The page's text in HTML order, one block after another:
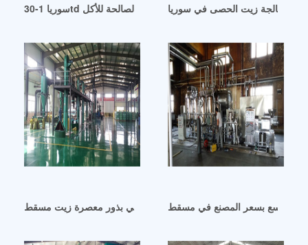
سوريا 1-30td مصنع تكرير الزيوت النباتية الصالحة للأكل
معالجة زيت الحصى في سوريا
مصنعي بذور معصرة زيت مسقط نطاق واسع بسعر المصنع في مسقط